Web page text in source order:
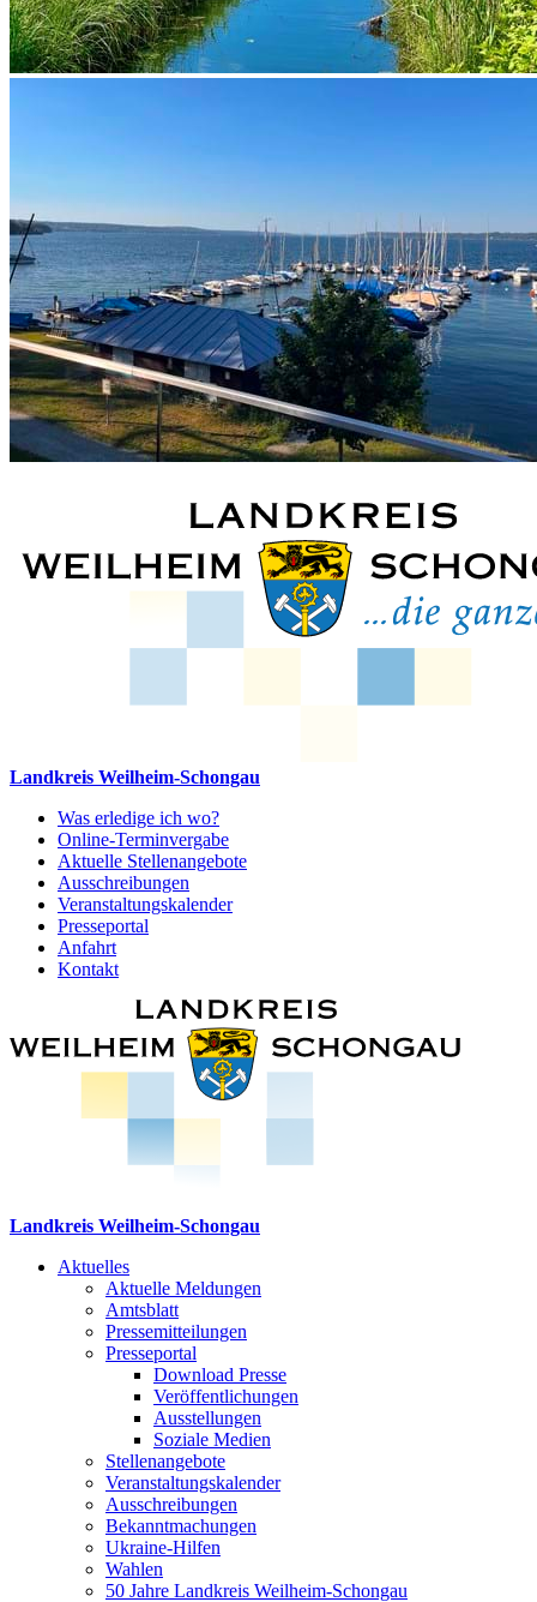
Landkreis Weilheim-Schongau
Was erledige ich wo?
Online-Terminvergabe
Aktuelle Stellenangebote
Ausschreibungen
Veranstaltungskalender
Presseportal
Anfahrt
Kontakt
Landkreis Weilheim-Schongau
Aktuelles
Aktuelle Meldungen
Amtsblatt
Pressemitteilungen
Presseportal
Download Presse
Veröffentlichungen
Ausstellungen
Soziale Medien
Stellenangebote
Veranstaltungskalender
Ausschreibungen
Bekanntmachungen
Ukraine-Hilfen
Wahlen
50 Jahre Landkreis Weilheim-Schongau